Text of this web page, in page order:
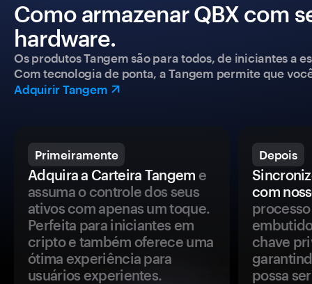
Como armazenar QBX com
hardware.
Os produtos Tangem são para todos, de iniciantes a
Com tecnologia de ponta, a Tangem permite que
Adquirir Tangem
Primeiramente
Adquira a Carteira Tangem e
assuma o controle dos seus
ativos com apenas um toque.
Perfeita para iniciantes em
cripto e também oferece uma
ótima experiência para
usuários experientes.
Depois
com
chave
possa